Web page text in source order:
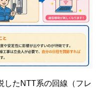
したNTT系の回線（フレ